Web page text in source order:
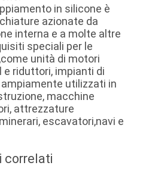
in silicone è
azionate da
interna e a molte altre
speciali per le
unità di motori
e riduttori, impianti di
utilizzati in
macchine
attrezzature
escavatori,navi e
correlati